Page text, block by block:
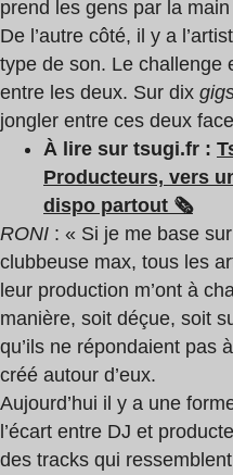
prend les gens par la
De l’autre côté, il y a
type de son. Le challenge
entre les deux. Sur dix
jongler entre ces deux
À lire sur tsugi.fr :
Producteurs, vers
dispo partout 🗞️
RONI : « Si je me base
clubbeuse max, tous les
leur production m’ont à
manière, soit déçue, soit
qu’ils ne répondaient pas
créé autour d’eux.
Aujourd’hui il y a une
l’écart entre DJ et
des tracks qui